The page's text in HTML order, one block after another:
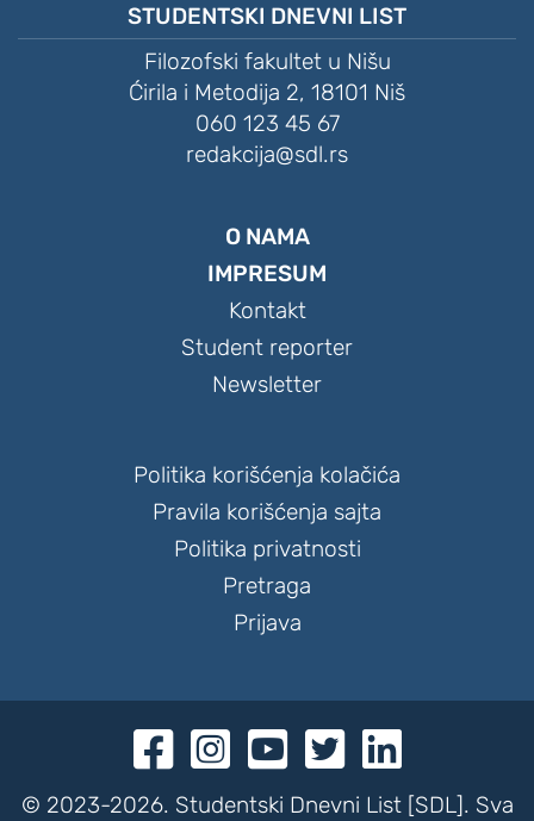
STUDENTSKI DNEVNI LIST
Filozofski fakultet u Nišu
Ćirila i Metodija 2, 18101 Niš
060 123 45 67
redakcija@sdl.rs
O NAMA
IMPRESUM
Kontakt
Student reporter
Newsletter
Politika korišćenja kolačića
Pravila korišćenja sajta
Politika privatnosti
Pretraga
Prijava
    
© 2023-2026. Studentski Dnevni List [SDL]. Sva